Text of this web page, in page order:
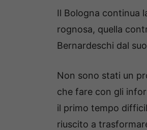
Il Bologna continua
rognosa, quella
Bernardeschi dal
Non sono stati un
che fare con gli
il primo tempo
riuscito a